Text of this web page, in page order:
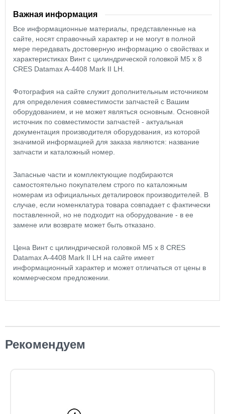
Важная информация
Все информационные материалы, представленные на
сайте, носят справочный характер и не могут в полной
мере передавать достоверную информацию о свойствах и
характеристиках Винт с цилиндрической головкой М5 х 8
CRES Datamax A-4408 Mark II LH.
Фотография на сайте служит дополнительным источником
для определения совместимости запчастей с Вашим
оборудованием, и не может являться основным. Основной
источник по совместимости запчастей - актуальная
документация производителя оборудования, из которой
значимой информацией для заказа являются: название
запчасти и каталожный номер.
Запасные части и комплектующие подбираются
самостоятельно покупателем строго по каталожным
номерам из официальных деталировок производителей. В
случае, если номенклатура товара совпадает с фактически
поставленной, но не подходит на оборудование - в ее
замене или возврате может быть отказано.
Цена Винт с цилиндрической головкой М5 х 8 CRES
Datamax A-4408 Mark II LH на сайте имеет
информационный характер и может отличаться от цены в
коммерческом предложении.
Рекомендуем